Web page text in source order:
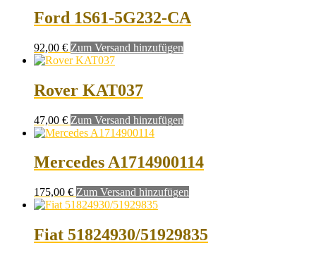
Ford 1S61-5G232-CA
92,00 € Zum Versand hinzufügen
Rover KAT037
47,00 € Zum Versand hinzufügen
Mercedes A1714900114
175,00 € Zum Versand hinzufügen
Fiat 51824930/51929835